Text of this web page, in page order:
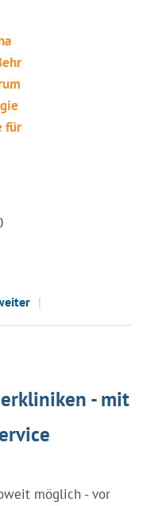
für
- mit
möglich - vor